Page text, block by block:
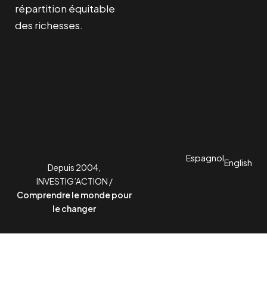
répartition équitable
des richesses.
Depuis 2004,
INVESTIG’ACTION /
Comprendre le monde pour
le changer
EspagnolEnglish